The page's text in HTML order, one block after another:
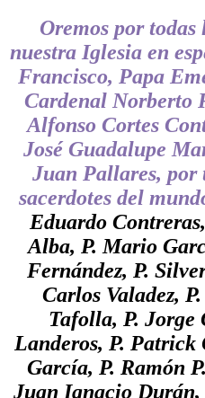
Oremos por todas
nuestra Iglesia en
Francisco, Papa
Cardenal Norberto
Alfonso Cortes
José Guadalupe
Juan Pallares, por
sacerdotes del
Eduardo
Alba, P. Mario
Fernández, P.
Carlos Valadez,
Tafolla, P. Jorge
Landeros, P. Patrick
García, P. Ramón
Juan Ignacio Durán,